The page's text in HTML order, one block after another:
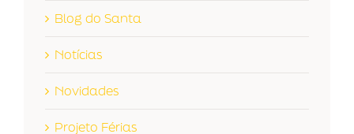
Blog do Santa
Notícias
Novidades
Projeto Férias